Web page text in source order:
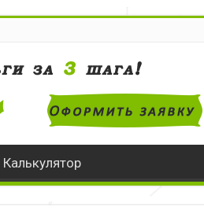
Калькулятор